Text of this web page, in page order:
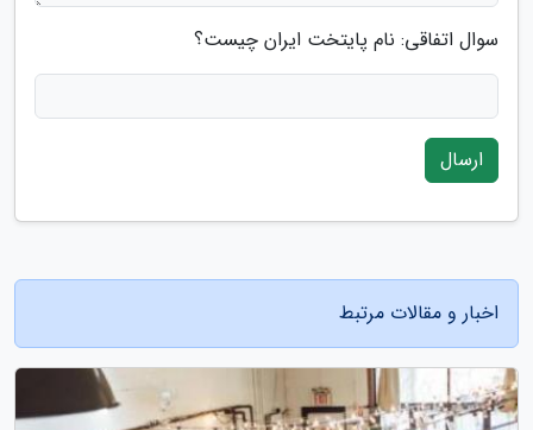
سوال اتفاقی: نام پایتخت ایران چیست؟
ارسال
اخبار و مقالات مرتبط